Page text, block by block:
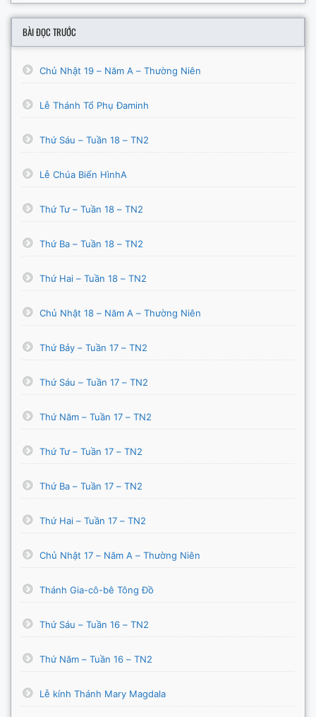
BÀI ĐỌC TRƯỚC
Chủ Nhật 19 – Năm A – Thường Niên
Lễ Thánh Tổ Phụ Đaminh
Thứ Sáu – Tuần 18 – TN2
Lễ Chúa Biến HìnhA
Thứ Tư – Tuần 18 – TN2
Thứ Ba – Tuần 18 – TN2
Thứ Hai – Tuần 18 – TN2
Chủ Nhật 18 – Năm A – Thường Niên
Thứ Bảy – Tuần 17 – TN2
Thứ Sáu – Tuần 17 – TN2
Thứ Năm – Tuần 17 – TN2
Thứ Tư – Tuần 17 – TN2
Thứ Ba – Tuần 17 – TN2
Thứ Hai – Tuần 17 – TN2
Chủ Nhật 17 – Năm A – Thường Niên
Thánh Gia-cô-bê Tông Đồ
Thứ Sáu – Tuần 16 – TN2
Thứ Năm – Tuần 16 – TN2
Lễ kính Thánh Mary Magdala